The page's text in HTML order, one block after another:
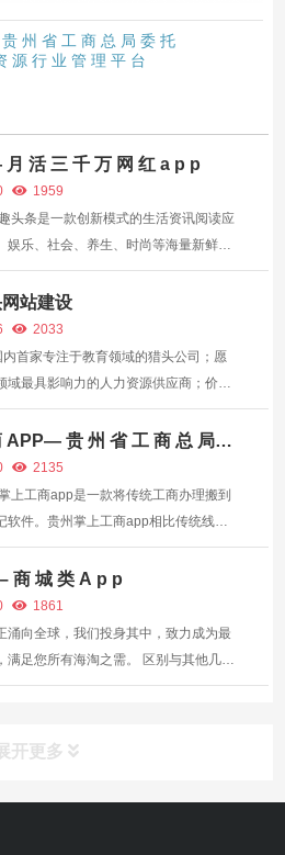
州 省 工 商 总 局 委 托
源 行 业 管 理 平 台
活 三 千 万 网 红 a p p
1959
头条是一款创新模式的生活资讯阅读应
娱乐、社会、养生、时尚等海量新鲜内
另外在阅读资讯的同时，还有丰富的活
奖励措施帮助用户在养成良好阅读习惯
的回报。 APP软件特色 【邀...
站建设
2033
首家专注于教育领域的猎头公司；愿
域最具影响力的人力资源供应商；价值
才适用 ,
APP— 贵 州 省 工 商 总 局
2135
上工商app是一款将传统工商办理搬到
软件。贵州掌上工商app相比传统线下
理来比较简单得多，只需手机下载贵州
快捷办理了！ APP特色 1.向各所各局
2.在线登记企...
商 城 类 A p p
1861
涌向全球，我们投身其中，致力成为最
满足您所有海淘之需。 区别与其他几乎
我们已在全球各地设立自有仓储，为您
开更多